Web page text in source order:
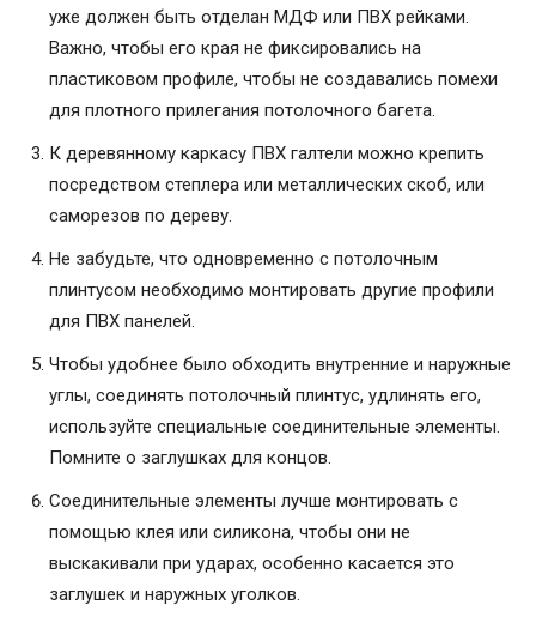
уже должен быть отделан МДФ или ПВХ рейками.
Важно, чтобы его края не фиксировались на
пластиковом профиле, чтобы не создавались помехи
для плотного прилегания потолочного багета.
К деревянному каркасу ПВХ галтели можно крепить
посредством степлера или металлических скоб, или
саморезов по дереву.
Не забудьте, что одновременно с потолочным
плинтусом необходимо монтировать другие профили
для ПВХ панелей.
Чтобы удобнее было обходить внутренние и наружные
углы, соединять потолочный плинтус, удлинять его,
используйте специальные соединительные элементы.
Помните о заглушках для концов.
Соединительные элементы лучше монтировать с
помощью клея или силикона, чтобы они не
выскакивали при ударах, особенно касается это
заглушек и наружных уголков.